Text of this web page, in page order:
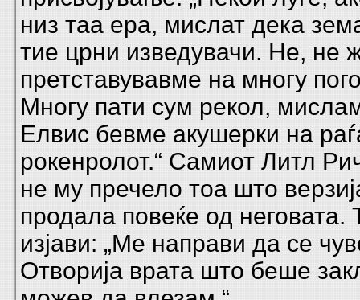
низ таа ера, мислат дека
тие црни изведувачи. Не, не
претставувавме на многу
Многу пати сум рекол,
Елвис бевме акушерки на
рокенролот.“ Самиот Литл
не му пречело тоа што
продала повеќе од неговата.
изјави: „Ме направи да се
Отворија врата што беше